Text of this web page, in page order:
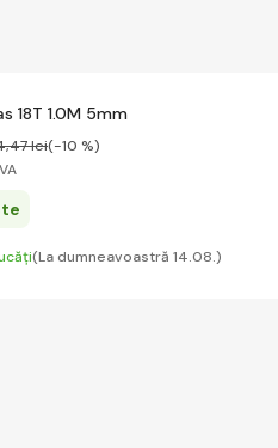
18T 1.0M 5mm
,47 lei(-10 %)
(La dumneavoastră 14.08.)